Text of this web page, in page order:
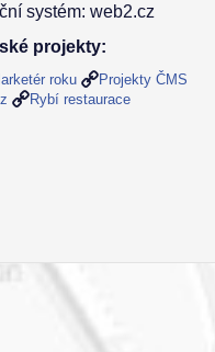
systém: web2.cz
projekty:
roku
Projekty ČMS
Rybí restaurace